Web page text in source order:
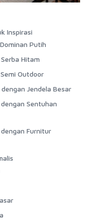
Inspirasi
Putih
Hitam
Outdoor
Jendela Besar
Sentuhan
Furnitur